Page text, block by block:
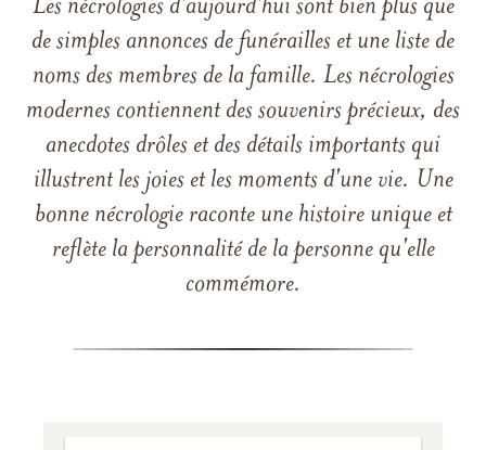
Les nécrologies d'aujourd'hui sont bien plus que
de simples annonces de funérailles et une liste de
noms des membres de la famille. Les nécrologies
modernes contiennent des souvenirs précieux, des
anecdotes drôles et des détails importants qui
illustrent les joies et les moments d'une vie. Une
bonne nécrologie raconte une histoire unique et
reflète la personnalité de la personne qu'elle
commémore.